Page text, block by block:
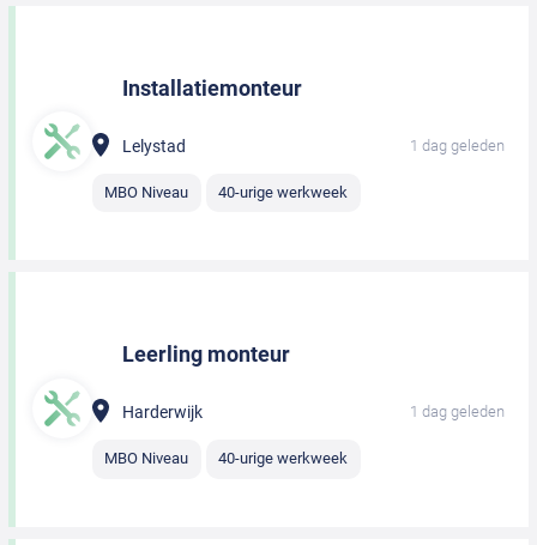
Installatiemonteur
Lelystad 1 dag geleden
MBO Niveau 40-urige werkweek
Leerling monteur
Harderwijk 1 dag geleden
MBO Niveau 40-urige werkweek